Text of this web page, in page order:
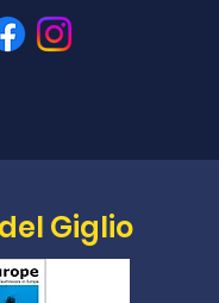
Giglio